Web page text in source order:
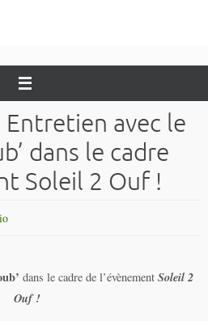
Entretien avec le
dans le cadre
Soleil 2 Ouf !
dans le cadre de l’évènement Soleil 2
Ouf !